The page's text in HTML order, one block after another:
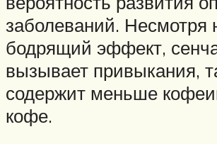
заболеваний. Несмотря
бодрящий эффект,
вызывает привыкания,
содержит меньше
кофе.